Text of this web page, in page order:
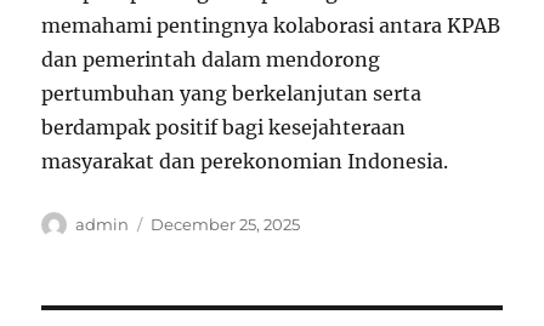
memahami pentingnya kolaborasi antara KPAB
dan pemerintah dalam mendorong
pertumbuhan yang berkelanjutan serta
berdampak positif bagi kesejahteraan
masyarakat dan perekonomian Indonesia.
Author
admin
Posted
December 25, 2025